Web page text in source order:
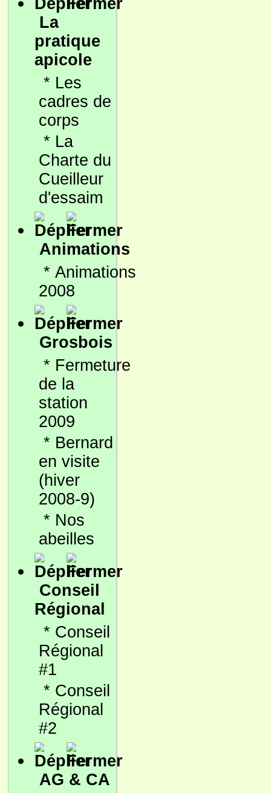
La
pratique
apicole
* Les
cadres de
corps
* La
Charte du
Cueilleur
d'essaim
Animations
* Animations
2008
Grosbois
* Fermeture
de la
station
2009
* Bernard
en visite
(hiver
2008-9)
* Nos
abeilles
Conseil
Régional
* Conseil
Régional
#1
* Conseil
Régional
#2
AG & CA